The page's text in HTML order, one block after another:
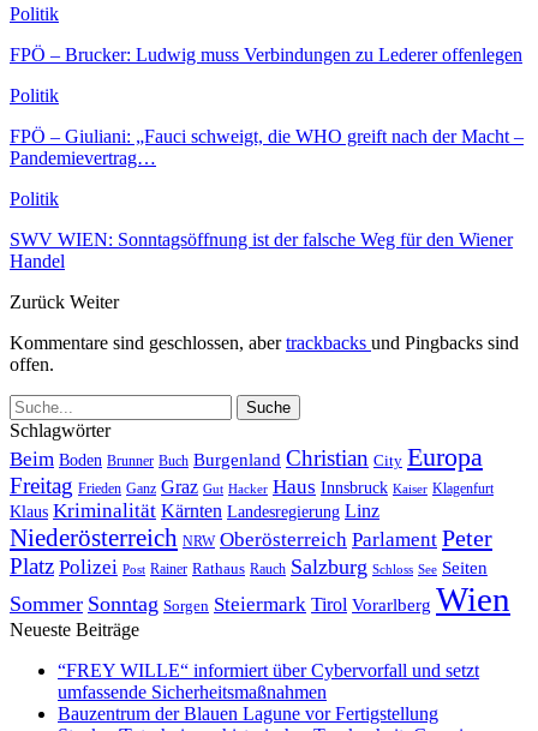
Politik
FPÖ – Brucker: Ludwig muss Verbindungen zu Lederer offenlegen
Politik
FPÖ – Giuliani: „Fauci schweigt, die WHO greift nach der Macht –
Pandemievertrag…
Politik
SWV WIEN: Sonntagsöffnung ist der falsche Weg für den Wiener
Handel
Zurück Weiter
Kommentare sind geschlossen, abertrackbacks und Pingbacks sind
offen.
Schlagwörter
Beim Boden Brunner Buch Burgenland Christian City Europa
Freitag Frieden Ganz Graz Gut Hacker Haus Innsbruck Kaiser Klagenfurt
Klaus Kriminalität Kärnten Landesregierung Linz
Niederösterreich NRW Oberösterreich Parlament Peter
Platz Polizei Post Rainer Rathaus Rauch Salzburg Schloss See Seiten
Sommer Sonntag Sorgen Steiermark Tirol Vorarlberg Wien
Neueste Beiträge
“FREY WILLE“ informiert über Cybervorfall und setzt
umfassende Sicherheitsmaßnahmen
Bauzentrum der Blauen Lagune vor Fertigstellung